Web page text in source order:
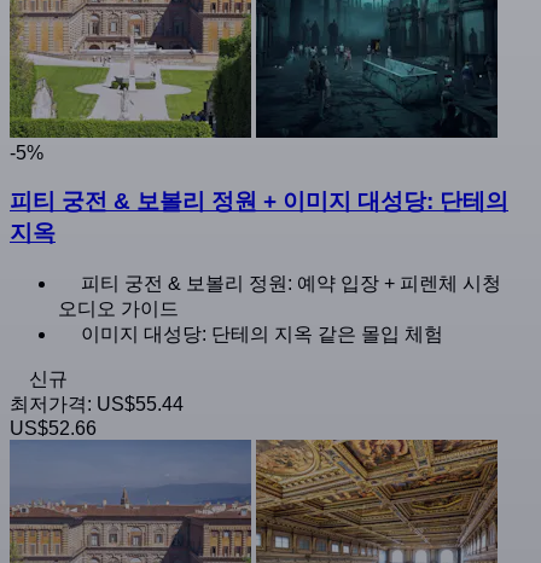
-5%
피티 궁전 & 보볼리 정원 + 이미지 대성당: 단테의
지옥
피티 궁전 & 보볼리 정원: 예약 입장 + 피렌체 시청
오디오 가이드
이미지 대성당: 단테의 지옥 같은 몰입 체험
신규
최저가격: US$55.44
US$52.66